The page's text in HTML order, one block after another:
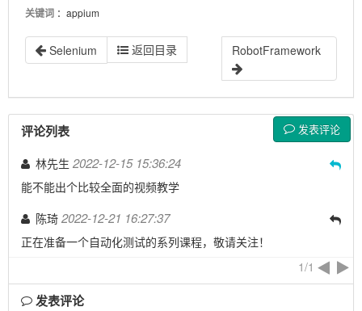
关键词 ：appium
Selenium 返回目录 RobotFramework
发表评论
评论列表
林先生 2022-12-15 15:36:24
能不能出个比较全面的视频教学
陈琦 2022-12-21 16:27:37
正在准备一个自动化测试的系列课程，敬请关注！
1/1
发表评论